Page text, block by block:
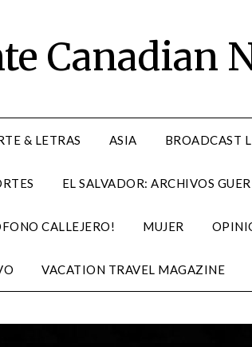
Canadian
& LETRAS ASIA BROADCAST
EL SALVADOR: ARCHIVOS
CALLEJERO! MUJER
VACATION TRAVEL MAGAZINE